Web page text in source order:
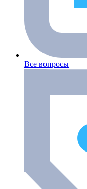
Все вопросы